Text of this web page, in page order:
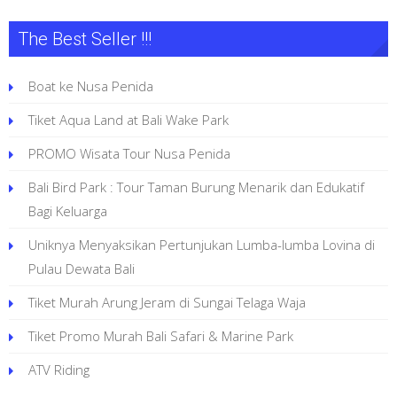
The Best Seller !!!
Boat ke Nusa Penida
Tiket Aqua Land at Bali Wake Park
PROMO Wisata Tour Nusa Penida
Bali Bird Park : Tour Taman Burung Menarik dan Edukatif
Bagi Keluarga
Uniknya Menyaksikan Pertunjukan Lumba-lumba Lovina di
Pulau Dewata Bali
Tiket Murah Arung Jeram di Sungai Telaga Waja
Tiket Promo Murah Bali Safari & Marine Park
ATV Riding